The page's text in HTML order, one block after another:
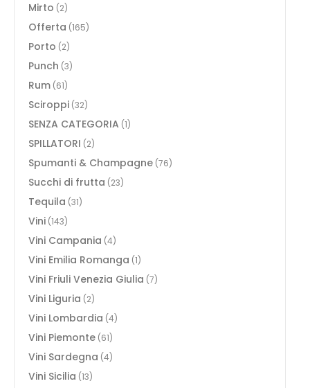
Mirto (2)
Offerta (165)
Porto (2)
Punch (3)
Rum (61)
Sciroppi (32)
SENZA CATEGORIA (1)
SPILLATORI (2)
Spumanti & Champagne (76)
Succhi di frutta (23)
Tequila (31)
Vini (143)
Vini Campania (4)
Vini Emilia Romanga (1)
Vini Friuli Venezia Giulia (7)
Vini Liguria (2)
Vini Lombardia (4)
Vini Piemonte (61)
Vini Sardegna (4)
Vini Sicilia (13)